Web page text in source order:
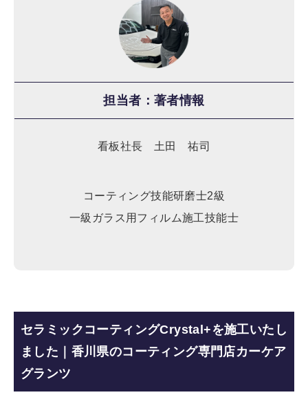
担当者：著者情報
看板社長 土田 祐司
コーティング技能研磨士2級
一級ガラス用フィルム施工技能士
セラミックコーティングCrystal+を施工いたし
ました｜香川県のコーティング専門店カーケア
グランツ